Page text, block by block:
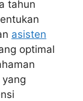
tahun
asisten
optimal